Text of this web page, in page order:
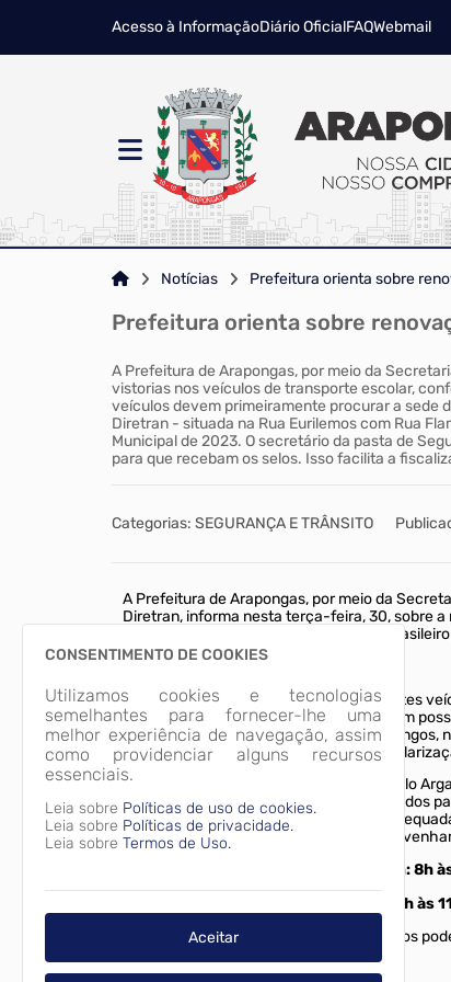
Acesso à InformaçãoDiário OficialFAQWebmail
Notícias Prefeitura orienta sobre
Prefeitura orienta sobre
A Prefeitura de Arapongas, por meio da
vistorias nos veículos de transporte escolar,
veículos devem primeiramente procurar a sede
Diretran - situada na Rua Eurilemos com Rua
Municipal de 2023. O secretário da pasta de
para que recebam os selos. Isso facilita a
Categorias: SEGURANÇA E TRÂNSITO
A Prefeitura de Arapongas, por meio da
Diretran, informa nesta terça-feira, 30, sobre
prevê o art. 136 do Código de Trânsito
Como fazer
Segundo a Diretran, os proprietários destes
para a realização da vistoria veicular. Com
situada na Rua Eurilemos com Rua
cadastro e recebimento do Selo de
O secretário da pasta de Segurança, Paulo
meses esses veículos devem ser vistoriados
que, uma vez que avistamos uma van
motoristas procurem o Detran, e depois,
O horário de atendimento da Diretran: 8h
A partir do dia 01/02 (quinta-feira): 9h às
Para maiores informações os interessados
Categorias
CONSENTIMENTO DE COOKIES
Utilizamos cookies e tecnologias
semelhantes para fornecer-lhe uma
melhor experiência de navegação, assim
como providenciar alguns recursos
essenciais.
Leia sobre Políticas de uso de cookies.
Leia sobre Políticas de privacidade.
Leia sobre Termos de Uso.
Aceitar